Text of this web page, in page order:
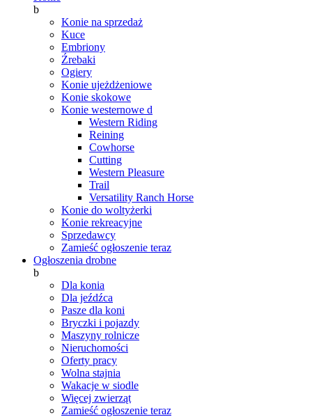
b
Konie na sprzedaż
Kuce
Embriony
Źrebaki
Ogiery
Konie ujeżdżeniowe
Konie skokowe
Konie westernowe d
Western Riding
Reining
Cowhorse
Cutting
Western Pleasure
Trail
Versatility Ranch Horse
Konie do woltyżerki
Konie rekreacyjne
Sprzedawcy
Zamieść ogłoszenie teraz
Ogłoszenia drobne
b
Dla konia
Dla jeźdźca
Pasze dla koni
Bryczki i pojazdy
Maszyny rolnicze
Nieruchomości
Oferty pracy
Wolna stajnia
Wakacje w siodle
Więcej zwierząt
Zamieść ogłoszenie teraz